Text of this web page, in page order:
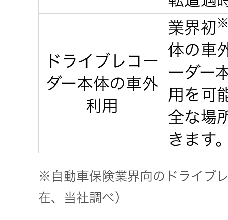
音場処理
技術
個人のお
ドライブレコー
ダー本体の車外
利用
業界初
体の車
ーダー
用を可
全な場
きます
※自動車保険業界向のドライブ
在、当社調べ）